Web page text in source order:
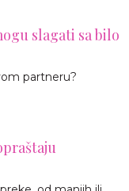
slagati sa bilo
partneru?